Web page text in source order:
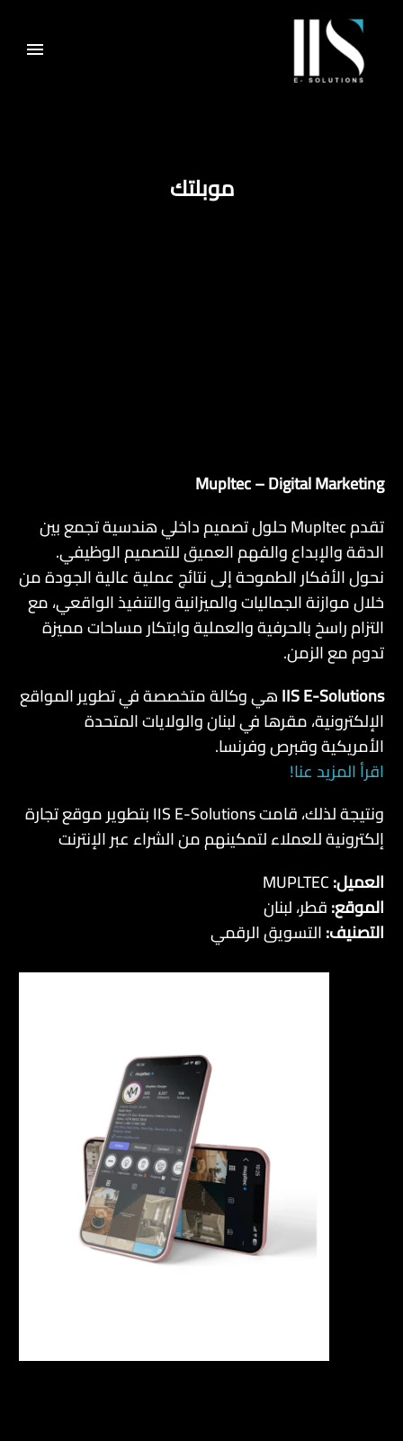
AR
موبلتك
Mupltec – Digital Marketing
تقدم Mupltec حلول تصميم داخلي هندسية تجمع بين
الدقة والإبداع والفهم العميق للتصميم الوظيفي.
نحول الأفكار الطموحة إلى نتائج عملية عالية الجودة من
خلال موازنة الجماليات والميزانية والتنفيذ الواقعي، مع
التزام راسخ بالحرفية والعملية وابتكار مساحات مميزة
تدوم مع الزمن.
IIS E-Solutionsهي وكالة متخصصة في تطوير المواقع
الإلكترونية، مقرها في لبنان والولايات المتحدة
الأمريكية وقبرص وفرنسا.
اقرأ المزيد عنا!
ونتيجة لذلك، قامت IIS E-Solutions بتطوير موقع تجارة
إلكترونية للعملاء لتمكينهم من الشراء عبر الإنترنت
العميل:
الموقع:قطر، لبنان
التصنيف:التسويق الرقمي